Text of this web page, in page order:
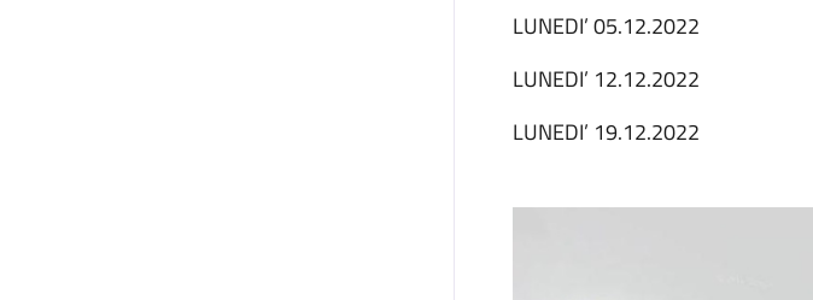
LUNEDI’ 05.12.2022
LUNEDI’ 12.12.2022
LUNEDI’ 19.12.2022